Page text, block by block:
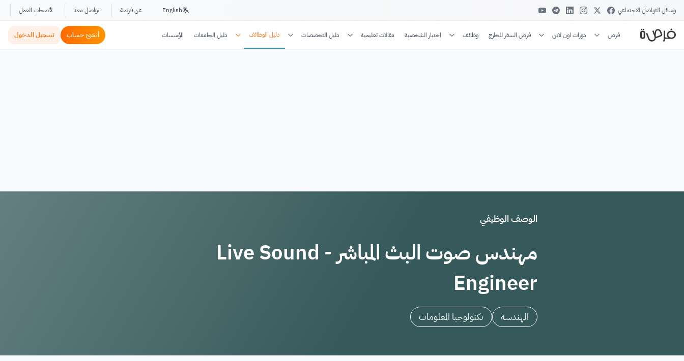
وسائل التواصل الاجتماعي English عن فرصة تواصل معنا لأصحاب العمل
فرص دورات اون لاين فرص السفر للخارج وظائف اختبار الشخصية مقالات تعليمية دليل التخصصات دليل الوظائف دليل الجامعات المؤسسات أنشئ حساب تسجيل الدخول
الوصف الوظيفي
مهندس صوت البث المباشر - Live Sound
Engineer
الهندسة تكنولوجيا المعلومات